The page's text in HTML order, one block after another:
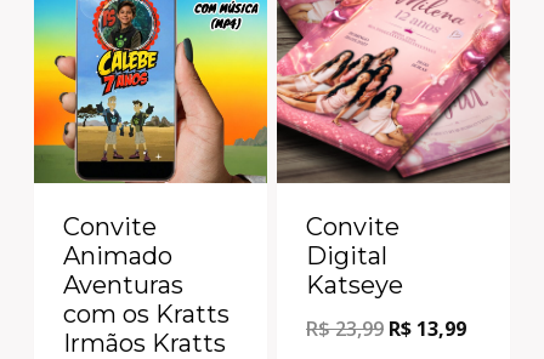
Convite
Animado
Aventuras
com os Kratts
Irmãos Kratts
Convite
Digital
Katseye
R$23,99 R$ 13,99